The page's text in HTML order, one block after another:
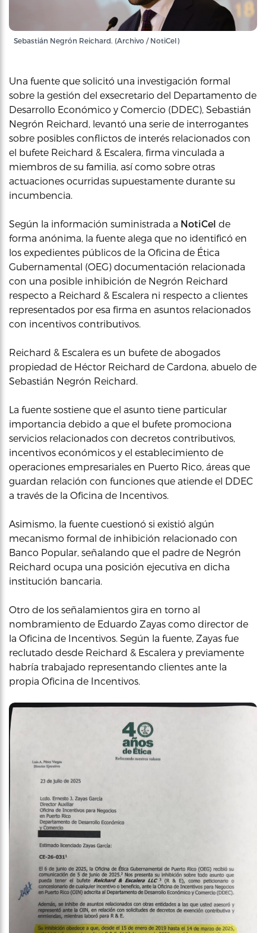
Sebastián Negrón Reichard. (Archivo / NotiCel)
Una fuente que solicitó una investigación formal
sobre la gestión del exsecretario del Departamento de
Desarrollo Económico y Comercio (DDEC), Sebastián
Negrón Reichard, levantó una serie de interrogantes
sobre posibles conflictos de interés relacionados con
el bufete Reichard & Escalera, firma vinculada a
miembros de su familia, así como sobre otras
actuaciones ocurridas supuestamente durante su
incumbencia.
Según la información suministrada a NotiCel de
forma anónima, la fuente alega que no identificó en
los expedientes públicos de la Oficina de Ética
Gubernamental (OEG) documentación relacionada
con una posible inhibición de Negrón Reichard
respecto a Reichard & Escalera ni respecto a clientes
representados por esa firma en asuntos relacionados
con incentivos contributivos.
Reichard & Escalera es un bufete de abogados
propiedad de Héctor Reichard de Cardona, abuelo de
Sebastián Negrón Reichard.
La fuente sostiene que el asunto tiene particular
importancia debido a que el bufete promociona
servicios relacionados con decretos contributivos,
incentivos económicos y el establecimiento de
operaciones empresariales en Puerto Rico, áreas que
guardan relación con funciones que atiende el DDEC
a través de la Oficina de Incentivos.
Asimismo, la fuente cuestionó si existió algún
mecanismo formal de inhibición relacionado con
Banco Popular, señalando que el padre de Negrón
Reichard ocupa una posición ejecutiva en dicha
institución bancaria.
Otro de los señalamientos gira en torno al
nombramiento de Eduardo Zayas como director de
la Oficina de Incentivos. Según la fuente, Zayas fue
reclutado desde Reichard & Escalera y previamente
habría trabajado representando clientes ante la
propia Oficina de Incentivos.